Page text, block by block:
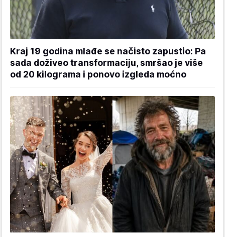
Kraj 19 godina mlađe se načisto zapustio: Pa
sada doživeo transformaciju, smršao je više
od 20 kilograma i ponovo izgleda moćno